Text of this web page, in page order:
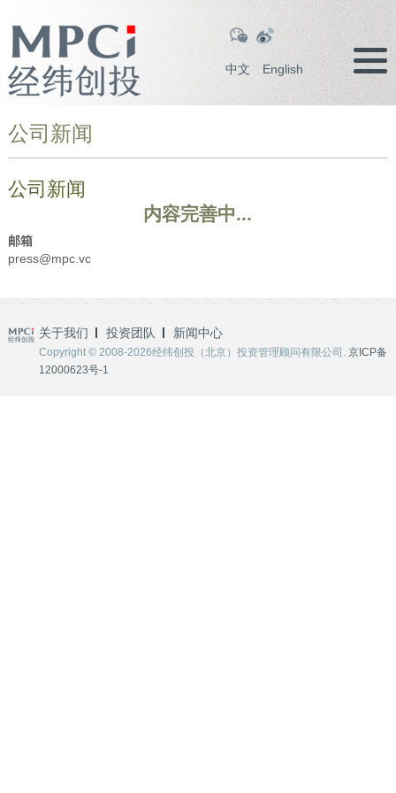
中文 English
公司新闻
公司新闻
内容完善中...
邮箱
press@mpc.vc
关于我们 投资团队 新闻中心
Copyright © 2008-2026经纬创投（北京）投资管理顾问有限公司. 京ICP备
12000623号-1